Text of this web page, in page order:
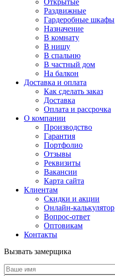
Открытые
Раздвижные
Гардеробные шкафы
Назначение
В комнату
В нишу
В спальню
В частный дом
На балкон
Доставка и оплата
Как сделать заказ
Доставка
Оплата и рассрочка
О компании
Производство
Гарантия
Портфолио
Отзывы
Реквизиты
Вакансии
Карта сайта
Клиентам
Скидки и акции
Онлайн-калькулятор
Вопрос-ответ
Оптовикам
Контакты
Вызвать замерщика